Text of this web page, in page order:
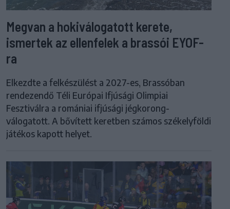
Megvan a hokiválogatott kerete,
ismertek az ellenfelek a brassói EYOF-
ra
Elkezdte a felkészülést a 2027-es, Brassóban
rendezendő Téli Európai Ifjúsági Olimpiai
Fesztiválra a romániai ifjúsági jégkorong-
válogatott. A bővített keretben számos székelyföldi
játékos kapott helyet.